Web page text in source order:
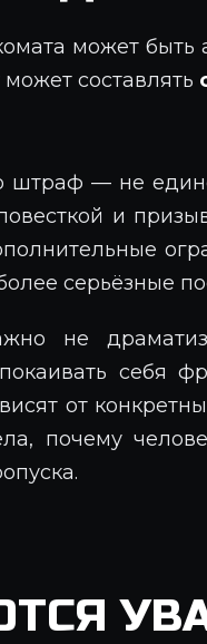
может быть
составлять
штраф — не
и
серьёзные
не
себя
от
почему